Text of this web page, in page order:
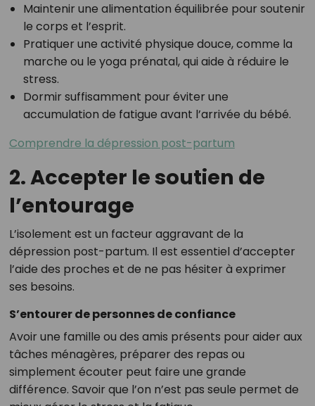
Maintenir une alimentation équilibrée pour soutenir
le corps et l’esprit.
Pratiquer une activité physique douce, comme la
marche ou le yoga prénatal, qui aide à réduire le
stress.
Dormir suffisamment pour éviter une
accumulation de fatigue avant l’arrivée du bébé.
Comprendre la dépression post-partum
2. Accepter le soutien de
l’entourage
L’isolement est un facteur aggravant de la
dépression post-partum. Il est essentiel d’accepter
l’aide des proches et de ne pas hésiter à exprimer
ses besoins.
S’entourer de personnes de confiance
Avoir une famille ou des amis présents pour aider aux
tâches ménagères, préparer des repas ou
simplement écouter peut faire une grande
différence. Savoir que l’on n’est pas seule permet de